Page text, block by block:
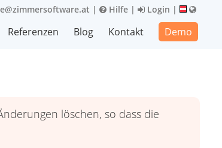
| Hilfe | Login |
Referenzen Blog Kontakt Demo
löschen, so dass die